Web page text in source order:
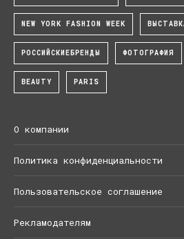
NEW YORK FASHION WEEK
РОССИЙСКИЕБРЕНДЫ ФОТОГРАФИЯ
BEAUTY PARIS
О компании
Политика конфиденциальности
Пользовательское соглашение
Рекламодателям